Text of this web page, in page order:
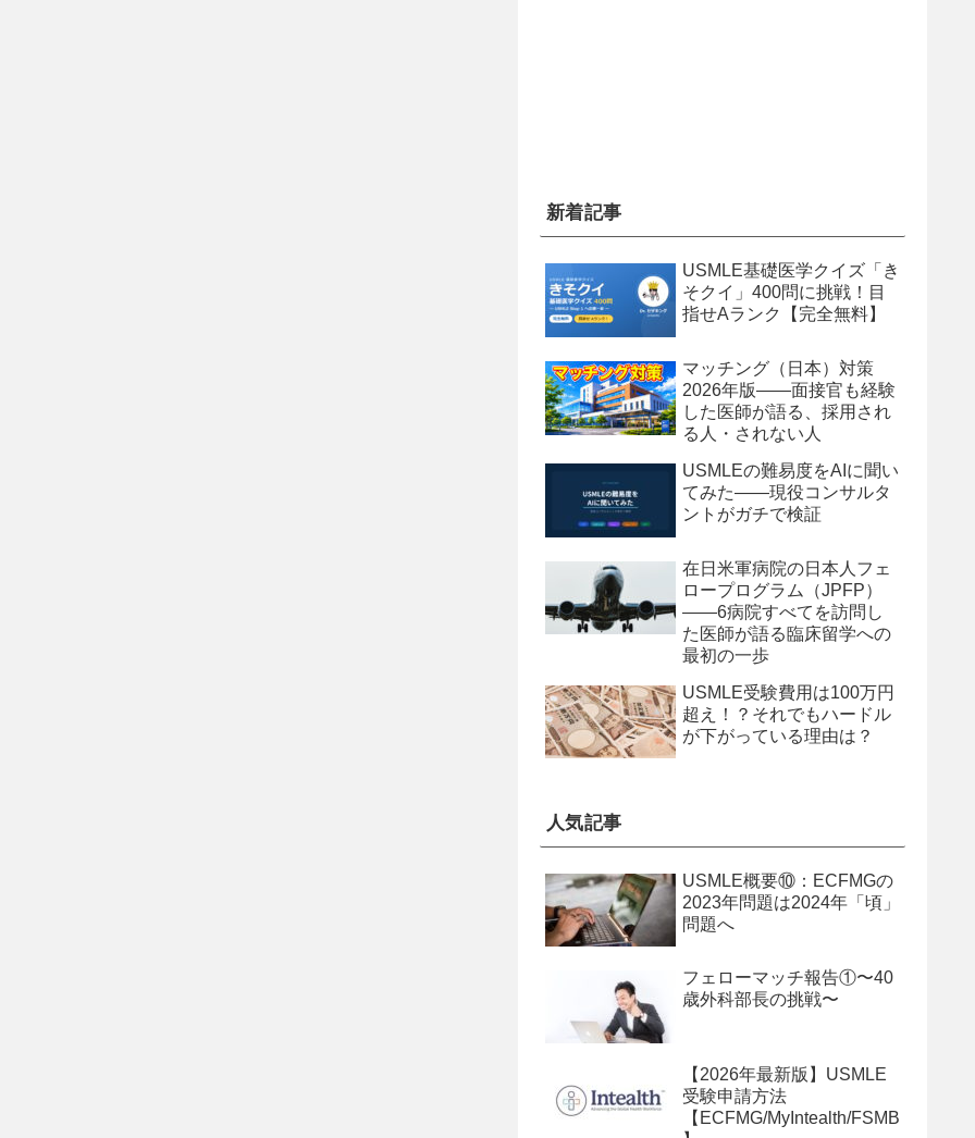
新着記事
USMLE基礎医学クイズ「き
そクイ」400問に挑戦！目
指せAランク【完全無料】
マッチング（日本）対策
2026年版——面接官も経験
した医師が語る、採用され
る人・されない人
USMLEの難易度をAIに聞い
てみた——現役コンサルタ
ントがガチで検証
在日米軍病院の日本人フェ
ロープログラム（JPFP）
——6病院すべてを訪問し
た医師が語る臨床留学への
最初の一歩
USMLE受験費用は100万円
超え！？それでもハードル
が下がっている理由は？
人気記事
USMLE概要⑩：ECFMGの
2023年問題は2024年「頃」
問題へ
フェローマッチ報告①〜40
歳外科部長の挑戦〜
【2026年最新版】USMLE
受験申請方法
【ECFMG/MyIntealth/FSMB